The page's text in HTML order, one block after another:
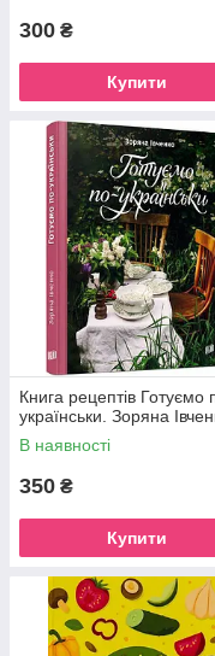
300 ₴
Купити
Книга рецептів Готуємо
українськи. Зоряна
В наявності
350 ₴
Купити